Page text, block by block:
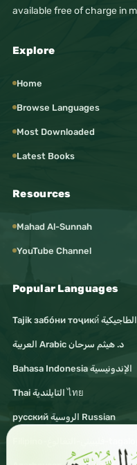
available free of charge in
Explore
Home
Browse Languages
Most Downloaded
Latest Books
Resources
Mahad Al-Sunnah
YouTube Channel
Popular Languages
Tajik забо́ни тоҷикӣ́ الطاجيكية
د. هيثم سرحان Arabic العربية
Bahasa Indonesia الإندونيسية
Thai التايلندية ไทย
русский الروسية Russian